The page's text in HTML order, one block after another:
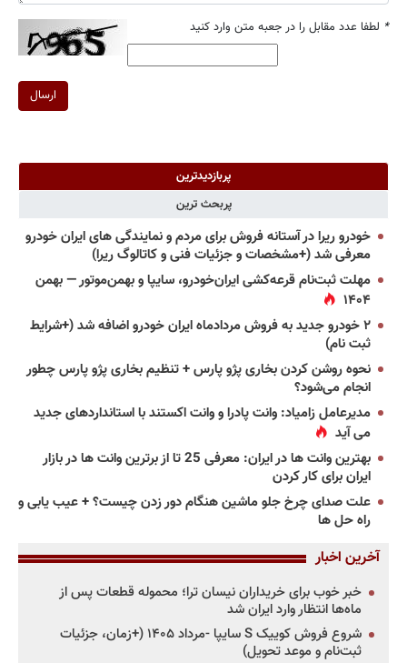
* لطفا عدد مقابل را در جعبه متن وارد کنید
ارسال
پربازدیدترین
پربحث ترین
خودرو ریرا در آستانه فروش برای مردم و نمایندگی های ایران خودرو
معرفی شد (+مشخصات و جزئیات فنی و کاتالوگ ریرا)
مهلت ثبت‌نام قرعه‌کشی ایران‌خودرو، سایپا و بهمن‌موتور — بهمن
۱۴۰۴
۲ خودرو جدید به فروش مردادماه ایران خودرو اضافه شد (+شرایط
ثبت نام)
نحوه روشن کردن بخاری پژو پارس + تنظیم بخاری پژو پارس چطور
انجام می‌شود؟
مدیرعامل زامیاد: وانت پادرا و وانت اکستند با استانداردهای جدید
می آید
بهترین وانت ها در ایران: معرفی 25 تا از برترین وانت ها در بازار
ایران برای کار کردن
علت صدای چرخ جلو ماشین هنگام دور زدن چیست؟ + عیب یابی و
راه حل ها
آخرین اخبار
خبر خوب برای خریداران نیسان ترا؛ محموله قطعات پس از
ماه‌ها انتظار وارد ایران شد
شروع فروش کوییک S سایپا -مرداد ۱۴۰۵ (+زمان، جزئیات
ثبت‌نام و موعد تحویل)